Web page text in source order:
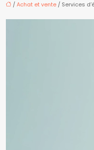
/Achat et vente / Services